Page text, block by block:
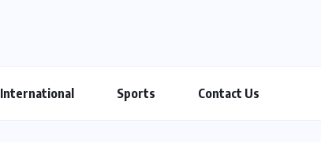
International Sports Contact Us